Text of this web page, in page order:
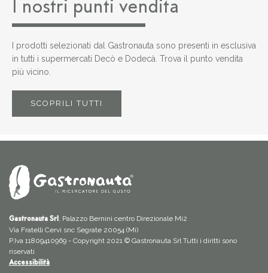
I nostri punti vendita
I prodotti selezionati dal Gastronauta sono presenti in esclusiva
in tutti i supermercati Decò e Dodecà. Trova il punto vendita
più vicino.
SCOPRILI TUTTI
Gastronauta Srl, Palazzo Bernini centro Direzionale Mi2
Via Fratelli Cervi snc Segrate 20054 (Mi)
P.Iva 11809410969 - Copyright 2021 © Gastronauta Srl Tutti i diritti sono
riservati
Accessibilità